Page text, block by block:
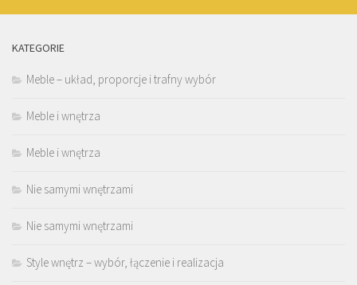
KATEGORIE
Meble – układ, proporcje i trafny wybór
Meble i wnętrza
Meble i wnętrza
Nie samymi wnętrzami
Nie samymi wnętrzami
Style wnętrz – wybór, łączenie i realizacja